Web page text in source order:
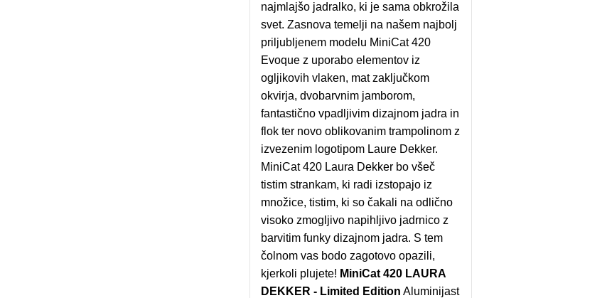
najmlajšo jadralko, ki je sama obkrožila
svet. Zasnova temelji na našem najbolj
priljubljenem modelu MiniCat 420
Evoque z uporabo elementov iz
ogljikovih vlaken, mat zaključkom
okvirja, dvobarvnim jamborom,
fantastično vpadljivim dizajnom jadra in
flok ter novo oblikovanim trampolinom z
izvezenim logotipom Laure Dekker.
MiniCat 420 Laura Dekker bo všeč
tistim strankam, ki radi izstopajo iz
množice, tistim, ki so čakali na odlično
visoko zmogljivo napihljivo jadrnico z
barvitim funky dizajnom jadra. S tem
čolnom vas bodo zagotovo opazili,
kjerkoli plujete! MiniCat 420 LAURA
DEKKER - Limited Edition Aluminijast